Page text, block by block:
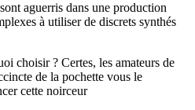
aguerris dans une production
à utiliser de discrets synthés
choisir ? Certes, les amateurs de
de la pochette vous le
cette noirceur